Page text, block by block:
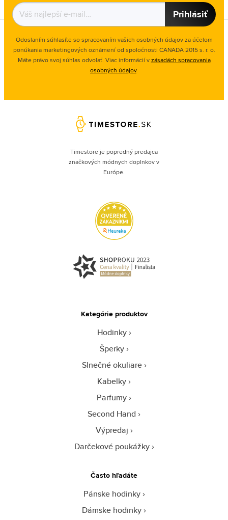
Prihlásiť
Odoslaním súhlasíte so spracovaním vašich osobných údajov za účelom
ponúkania marketingových oznámení od spoločnosti CANADA 2015 s. r. o.
Máte právo svoj súhlas odvolať. Viac informácií vzásadách spracovania
osobných údajov.
Timestore je popredný predajca
značkových módnych doplnkov v
Európe.
Kategórie produktov
Hodinky
Šperky
Slnečné okuliare
Kabelky
Parfumy
Second Hand
Výpredaj
Darčekové poukážky
Často hľadáte
Pánske hodinky
Dámske hodinky